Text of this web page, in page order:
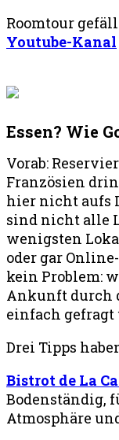
Roomtour
Youtube-Kanal
Essen? Wie
Vorab:
Französien
hier nicht aufs
sind nicht alle
wenigsten
oder gar
kein Problem:
Ankunft durch
einfach
Drei Tipps
Bistrot de La
Bodenständig,
Atmosphäre